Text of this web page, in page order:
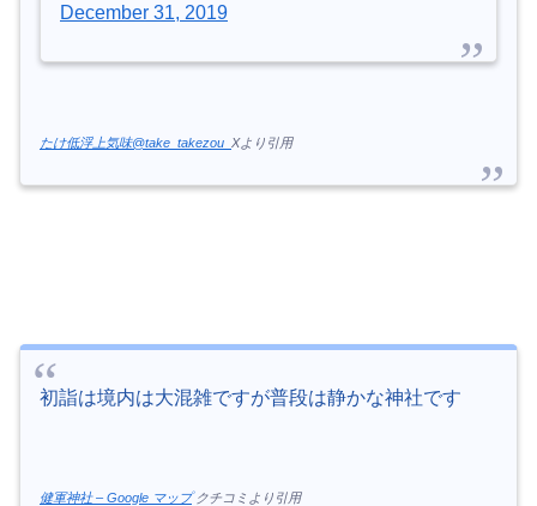
December 31, 2019
たけ低浮上気味@take_takezou_ Xより引用
初詣は境内は大混雑ですが普段は静かな神社です
健軍神社 – Google マップクチコミより引用